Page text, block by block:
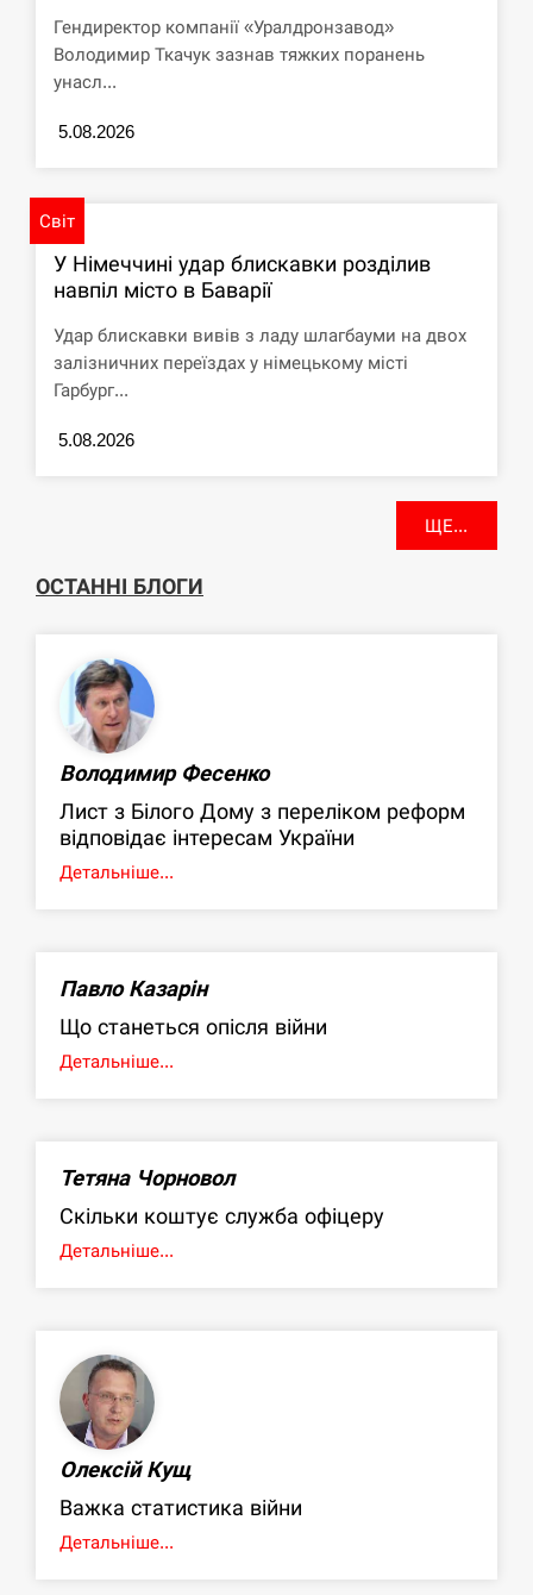
Гендиректор компанії «Уралдронзавод»
Володимир Ткачук зазнав тяжких поранень
унасл...
5.08.2026
Світ
У Німеччині удар блискавки розділив
навпіл місто в Баварії
Удар блискавки вивів з ладу шлагбауми на двох
залізничних переїздах у німецькому місті
Гарбург...
5.08.2026
ЩЕ...
ОСТАННІ БЛОГИ
Володимир Фесенко
Лист з Білого Дому з переліком реформ
відповідає інтересам України
Детальніше...
Павло Казарін
Що станеться опісля війни
Детальніше...
Тетяна Чорновол
Скільки коштує служба офіцеру
Детальніше...
Олексій Кущ
Важка статистика війни
Детальніше...